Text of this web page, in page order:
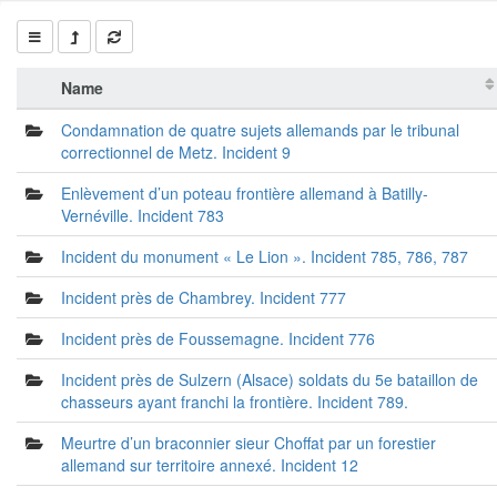
Name
Condamnation de quatre sujets allemands par le tribunal
correctionnel de Metz. Incident 9
Enlèvement d’un poteau frontière allemand à Batilly-
Vernéville. Incident 783
Incident du monument « Le Lion ». Incident 785, 786, 787
Incident près de Chambrey. Incident 777
Incident près de Foussemagne. Incident 776
Incident près de Sulzern (Alsace) soldats du 5e bataillon de
chasseurs ayant franchi la frontière. Incident 789.
Meurtre d’un braconnier sieur Choffat par un forestier
allemand sur territoire annexé. Incident 12